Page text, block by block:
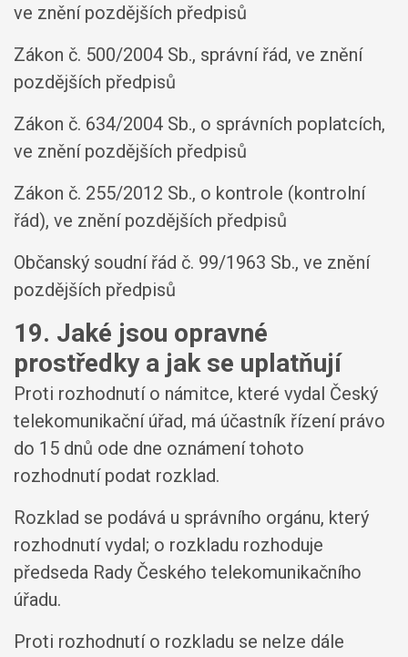
ve znění pozdějších předpisů
Zákon č. 500/2004 Sb., správní řád, ve znění
pozdějších předpisů
Zákon č. 634/2004 Sb., o správních poplatcích,
ve znění pozdějších předpisů
Zákon č. 255/2012 Sb., o kontrole (kontrolní
řád), ve znění pozdějších předpisů
Občanský soudní řád č. 99/1963 Sb., ve znění
pozdějších předpisů
19. Jaké jsou opravné
prostředky a jak se uplatňují
Proti rozhodnutí o námitce, které vydal Český
telekomunikační úřad, má účastník řízení právo
do 15 dnů ode dne oznámení tohoto
rozhodnutí podat rozklad.
Rozklad se podává u správního orgánu, který
rozhodnutí vydal; o rozkladu rozhoduje
předseda Rady Českého telekomunikačního
úřadu.
Proti rozhodnutí o rozkladu se nelze dále